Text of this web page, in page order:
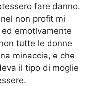
fare danno.
non profit mi
emotivamente
tutte le donne
minaccia, e che
il tipo di moglie